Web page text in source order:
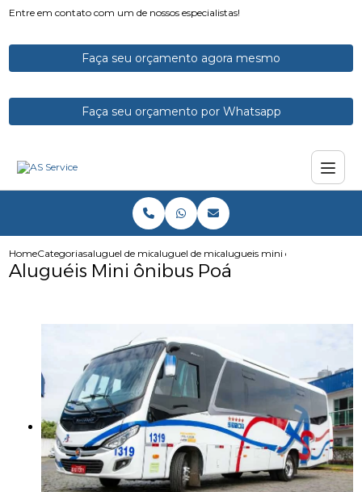
Entre em contato com um de nossos especialistas!
Faça seu orçamento agora mesmo
Faça seu orçamento por Whatsapp
HomeCategoriasaluguel de micro onibusaluguel de micro onibus para excursao
alugueis mini onibus poa
Aluguéis Mini ônibus Poá